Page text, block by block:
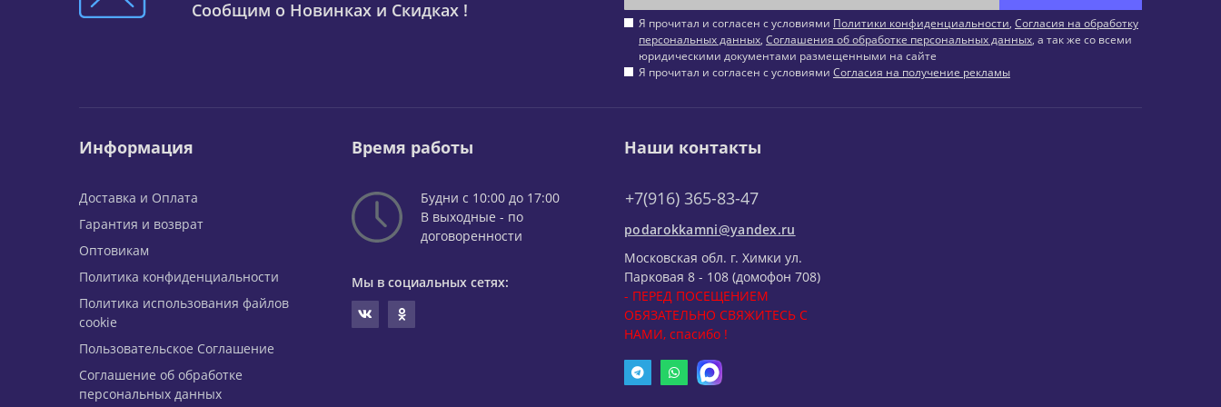
Сообщим о Новинках и Скидках !
Я прочитал и согласен с условиями Политики конфиденциальности, Согласия на обработку
персональных данных, Соглашения об обработке персональных данных, а так же со всеми
юридическими документами размещенными на сайте
Я прочитал и согласен с условиями Согласия на получение рекламы
Информация
Доставка и Оплата
Гарантия и возврат
Оптовикам
Политика конфиденциальности
Политика использования файлов
cookie
Пользовательское Соглашение
Соглашение об обработке
персональных данных
Время работы
Будни с 10:00 до 17:00
В выходные - по
договоренности
Мы в социальных сетях:
Наши контакты
+7(916) 365-83-47
podarokkamni@yandex.ru
Московская обл. г. Химки ул.
Парковая 8 - 108 (домофон 708)
- ПЕРЕД ПОСЕЩЕНИЕМ
ОБЯЗАТЕЛЬНО СВЯЖИТЕСЬ С
НАМИ, спасибо !